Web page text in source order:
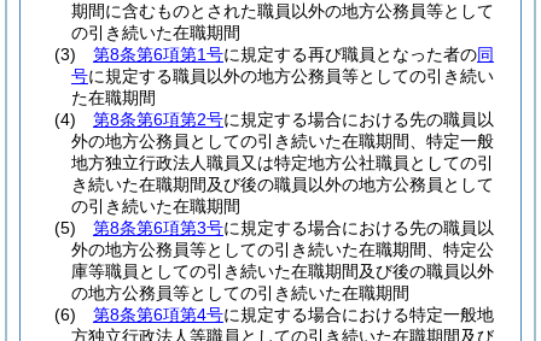
期間に含むものとされた職員以外の地方公務員等として
の引き続いた在職期間
(3)
第8条第6項第1号に規定する再び職員となった者の同
号に規定する職員以外の地方公務員等としての引き続い
た在職期間
(4)
第8条第6項第2号に規定する場合における先の職員以
外の地方公務員としての引き続いた在職期間、特定一般
地方独立行政法人職員又は特定地方公社職員としての引
き続いた在職期間及び後の職員以外の地方公務員として
の引き続いた在職期間
(5)
第8条第6項第3号に規定する場合における先の職員以
外の地方公務員等としての引き続いた在職期間、特定公
庫等職員としての引き続いた在職期間及び後の職員以外
の地方公務員等としての引き続いた在職期間
(6)
第8条第6項第4号に規定する場合における特定一般地
方独立行政法人等職員としての引き続いた在職期間及び